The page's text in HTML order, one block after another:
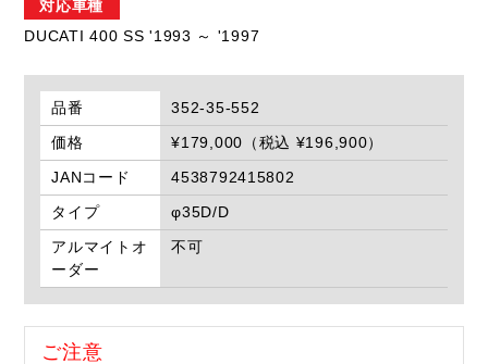
対応車種
DUCATI 400 SS '1993 ～ '1997
品番
352-35-552
価格
¥179,000（税込 ¥196,900）
JANコード
4538792415802
タイプ
φ35D/D
アルマイトオ
ーダー
不可
ご注意